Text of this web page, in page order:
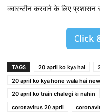
क्वारन्टीन करवाने के लिए प्रशासन
Click
TAGS 20 april ko kya hai
20 april ko kya hone wala hai
20 april ko train chalegi ki nahin
coronavirus 20 april